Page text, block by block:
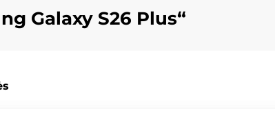
Galaxy S26 Plus“